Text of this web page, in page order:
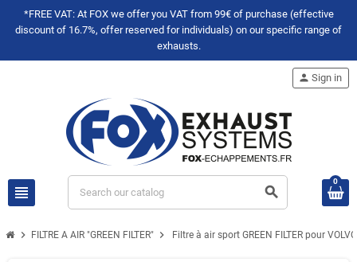
*FREE VAT: At FOX we offer you VAT from 99€ of purchase (effective
discount of 16.7%, offer reserved for individuals) on our specific range of
exhausts.
view_headline search
person Sign in
0
chevron_right FILTRE A AIR "GREEN FILTER" chevron_right Filtre à air sport GREEN FILTER pour